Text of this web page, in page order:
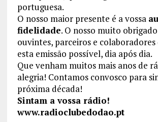
portuguesa.
​O nosso maior presente é a vossa
fidelidade. O nosso muito
ouvintes, parceiros e
esta emissão possível, dia após dia.
​Que venham muitos mais anos de
alegria! Contamos convosco para
próxima década!
Sintam a vossa rádio!
www.radioclubedodao.pt